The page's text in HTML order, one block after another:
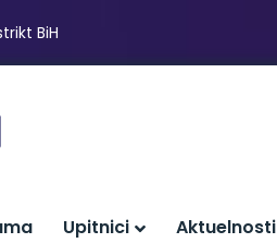
BiH
Upitnici Aktuelnosti